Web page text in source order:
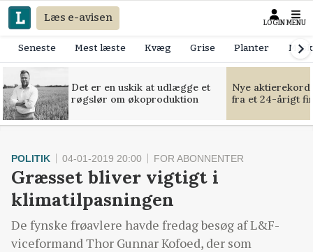
Læs e-avisen LOGIN MENU
Seneste Mest læste Kvæg Grise Planter
Det er en uskik at udlægge et
røgslør om økoproduktion
Nye
fra et 24-årigt
POLITIK 04-01-2019 20:00 FOR ABONNENTER
Græsset bliver vigtigt i
klimatilpasningen
De fynske frøavlere havde fredag besøg af L&F-
viceformand Thor Gunnar Kofoed, der som